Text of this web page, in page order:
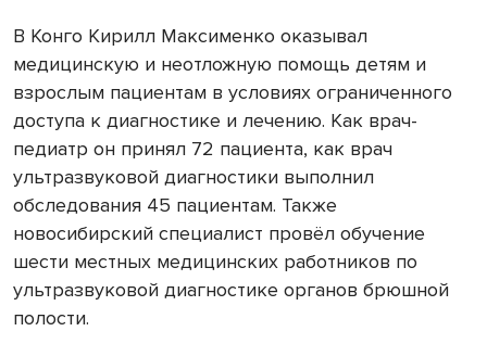
В Конго Кирилл Максименко оказывал
медицинскую и неотложную помощь детям и
взрослым пациентам в условиях ограниченного
доступа к диагностике и лечению. Как врач-
педиатр он принял 72 пациента, как врач
ультразвуковой диагностики выполнил
обследования 45 пациентам. Также
новосибирский специалист провёл обучение
шести местных медицинских работников по
ультразвуковой диагностике органов брюшной
полости.